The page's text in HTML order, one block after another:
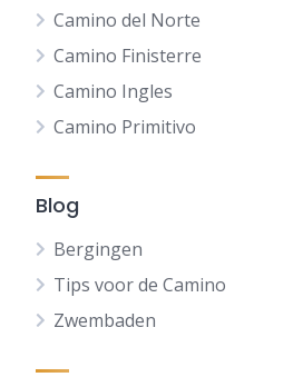
Camino del Norte
Camino Finisterre
Camino Ingles
Camino Primitivo
Blog
Bergingen
Tips voor de Camino
Zwembaden